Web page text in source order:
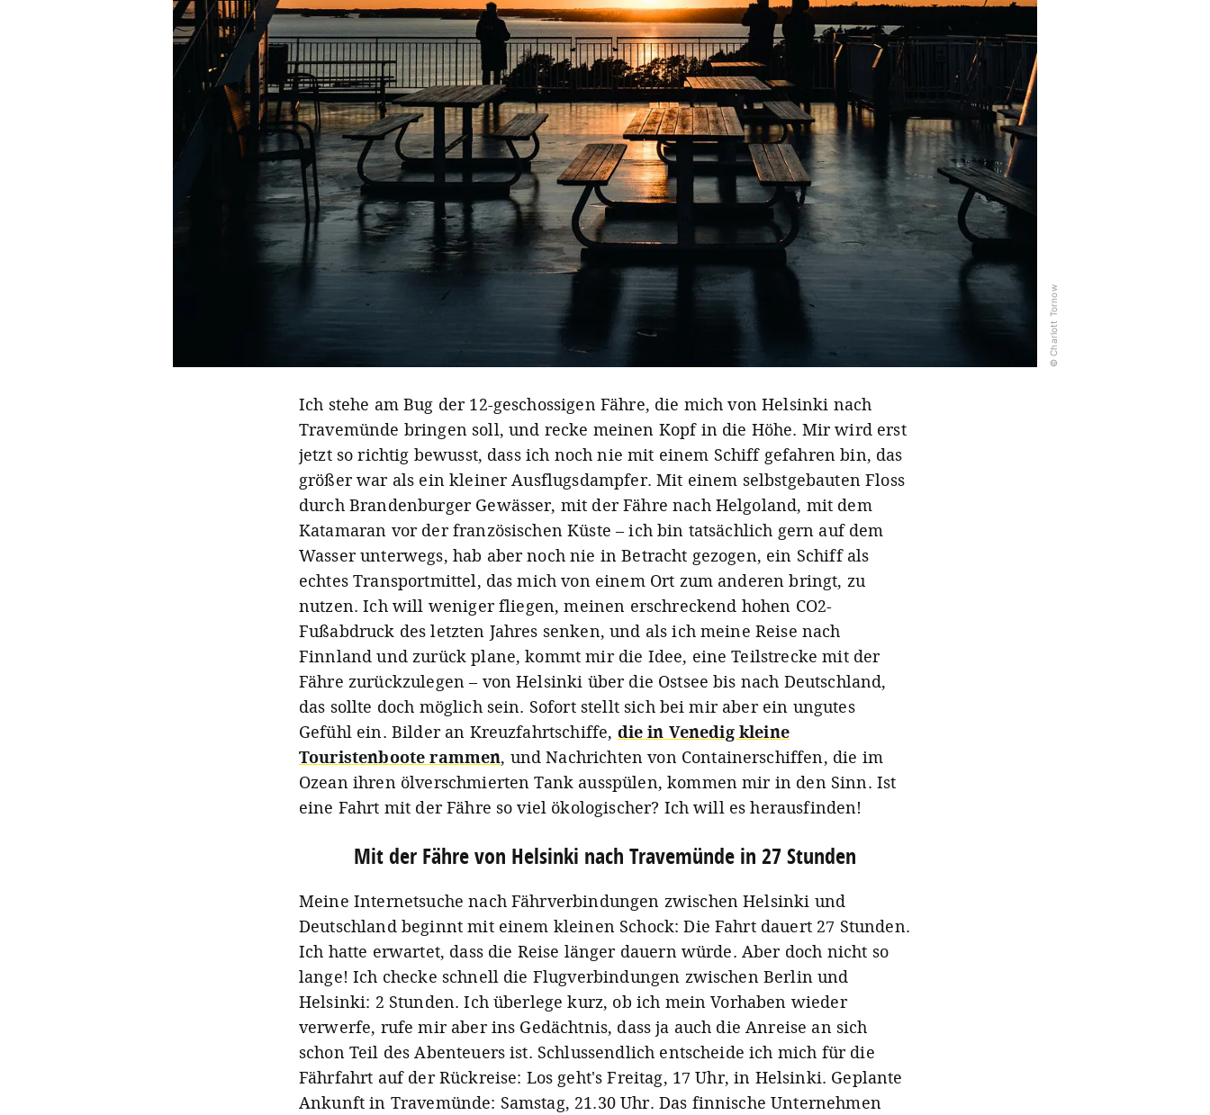
© Charlott Tornow
Ich stehe am Bug der 12-geschossigen Fähre, die mich von Helsinki nach
Travemünde bringen soll, und recke meinen Kopf in die Höhe. Mir wird erst
jetzt so richtig bewusst, dass ich noch nie mit einem Schiff gefahren bin, das
größer war als ein kleiner Ausflugsdampfer. Mit einem selbstgebauten Floss
durch Brandenburger Gewässer, mit der Fähre nach Helgoland, mit dem
Katamaran vor der französischen Küste – ich bin tatsächlich gern auf dem
Wasser unterwegs, hab aber noch nie in Betracht gezogen, ein Schiff als
echtes Transportmittel, das mich von einem Ort zum anderen bringt, zu
nutzen. Ich will weniger fliegen, meinen erschreckend hohen CO2-
Fußabdruck des letzten Jahres senken, und als ich meine Reise nach
Finnland und zurück plane, kommt mir die Idee, eine Teilstrecke mit der
Fähre zurückzulegen – von Helsinki über die Ostsee bis nach Deutschland,
das sollte doch möglich sein. Sofort stellt sich bei mir aber ein ungutes
Gefühl ein. Bilder an Kreuzfahrtschiffe, die in Venedig kleine
Touristenboote rammen, und Nachrichten von Containerschiffen, die im
Ozean ihren ölverschmierten Tank ausspülen, kommen mir in den Sinn. Ist
eine Fahrt mit der Fähre so viel ökologischer? Ich will es herausfinden!
Mit der Fähre von Helsinki nach Travemünde in 27 Stunden
Meine Internetsuche nach Fährverbindungen zwischen Helsinki und
Deutschland beginnt mit einem kleinen Schock: Die Fahrt dauert 27 Stunden.
Ich hatte erwartet, dass die Reise länger dauern würde. Aber doch nicht so
lange! Ich checke schnell die Flugverbindungen zwischen Berlin und
Helsinki: 2 Stunden. Ich überlege kurz, ob ich mein Vorhaben wieder
verwerfe, rufe mir aber ins Gedächtnis, dass ja auch die Anreise an sich
schon Teil des Abenteuers ist. Schlussendlich entscheide ich mich für die
Fährfahrt auf der Rückreise: Los geht's Freitag, 17 Uhr, in Helsinki. Geplante
Ankunft in Travemünde: Samstag, 21.30 Uhr. Das finnische Unternehmen